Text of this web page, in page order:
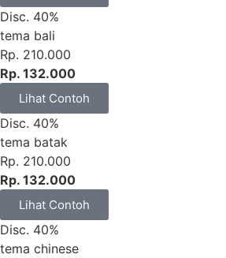
Disc. 40%
tema bali
Rp. 210.000
Rp. 132.000
Lihat Contoh
Disc. 40%
tema batak
Rp. 210.000
Rp. 132.000
Lihat Contoh
Disc. 40%
tema chinese